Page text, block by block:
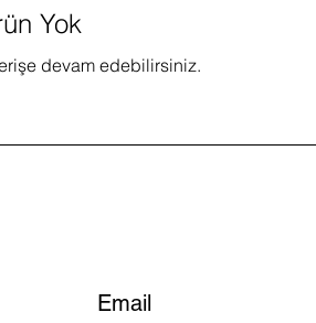
Yok
devam edebilirsiniz.
Email